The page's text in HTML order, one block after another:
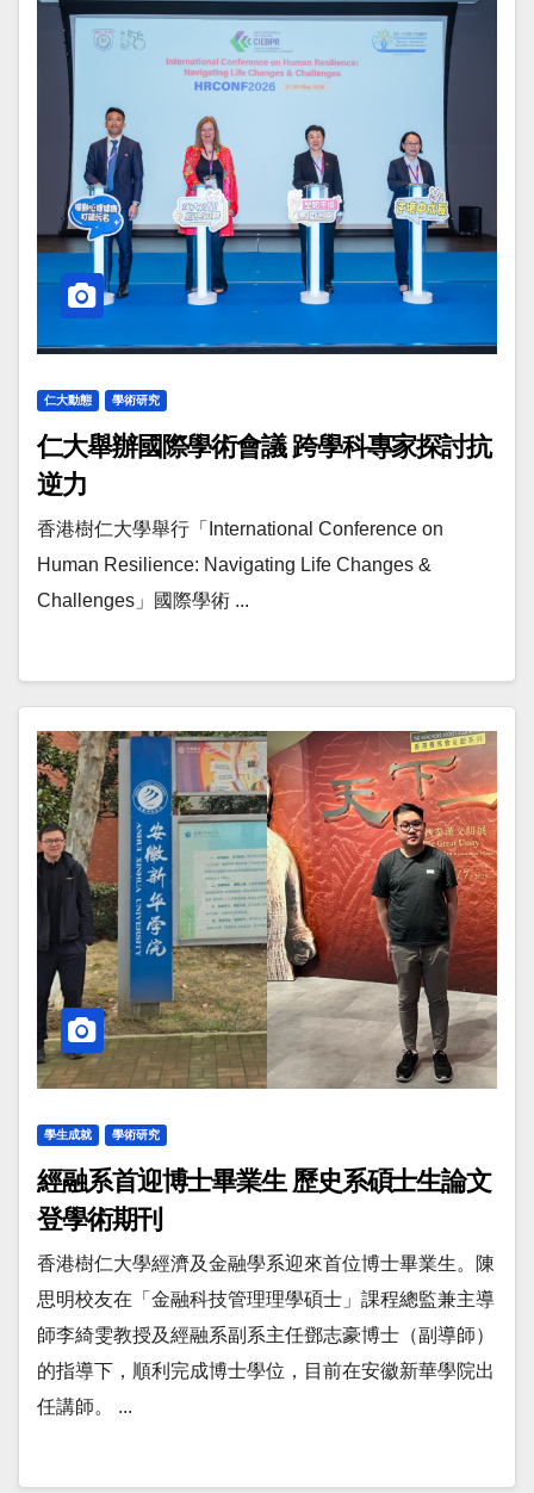
仁大動態 學術研究
仁大舉辦國際學術會議 跨學科專家探討抗
逆力
香港樹仁大學舉行「International Conference on
Human Resilience: Navigating Life Changes &
Challenges」國際學術 ...
學生成就 學術研究
經融系首迎博士畢業生 歷史系碩士生論文
登學術期刊
香港樹仁大學經濟及金融學系迎來首位博士畢業生。陳
思明校友在「金融科技管理理學碩士」課程總監兼主導
師李綺雯教授及經融系副系主任鄧志豪博士（副導師）
的指導下，順利完成博士學位，目前在安徽新華學院出
任講師。 ...